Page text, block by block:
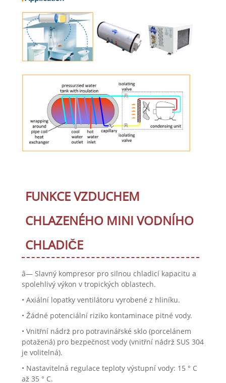
FUNKCE VZDUCHEM
CHLAZENÉHO MINI VODNÍHO
CHLADIČE
â— Slavný kompresor pro silnou chladicí kapacitu a
spolehlivý výkon v tropických oblastech.
• Axiální lopatky ventilátoru vyrobené z hliníku.
• Žádné potenciální riziko kontaminace pitné vody.
• Vnitřní nádrž pro potravinářské sklo (porcelánem
potažená) pro bezpečnost vody (vnitřní nádrž SUS 304
je volitelná).
• Nastavitelná regulace teploty výstupní vody: 15 ° C
až 35 ° C.